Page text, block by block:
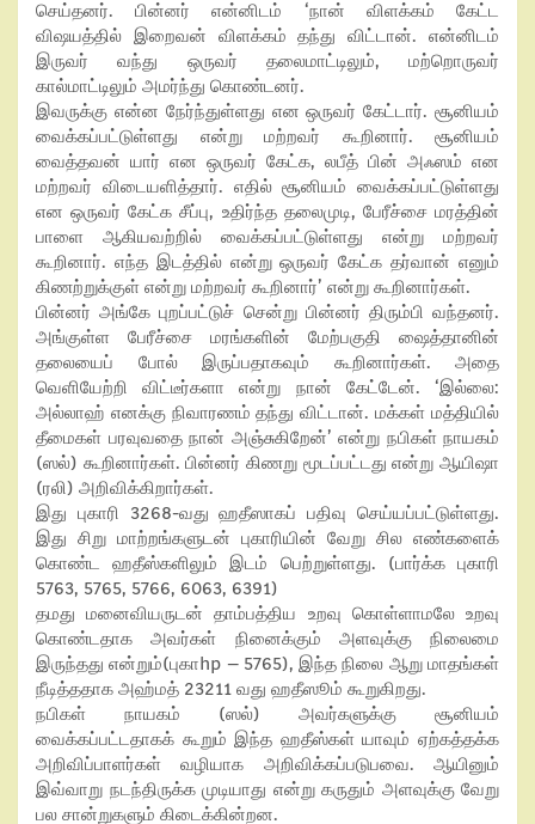
செய்தனர். பின்னர் என்னிடம் ‘நான் விளக்கம் கேட்ட
விஷயத்தில் இறைவன் விளக்கம் தந்து விட்டான். என்னிடம்
இருவர் வந்து ஒருவர் தலைமாட்டிலும், மற்றொருவர்
கால்மாட்டிலும் அமர்ந்து கொண்டனர்.
இவருக்கு என்ன நேர்ந்துள்ளது என ஒருவர் கேட்டார். சூனியம்
வைக்கப்பட்டுள்ளது என்று மற்றவர் கூறினார். சூனியம்
வைத்தவன் யார் என ஒருவர் கேட்க, லபீத் பின் அஃஸம் என
மற்றவர் விடையளித்தார். எதில் சூனியம் வைக்கப்பட்டுள்ளது
என ஒருவர் கேட்க சீப்பு, உதிர்ந்த தலைமுடி, பேரீச்சை மரத்தின்
பாளை ஆகியவற்றில் வைக்கப்பட்டுள்ளது என்று மற்றவர்
கூறினார். எந்த இடத்தில் என்று ஒருவர் கேட்க தர்வான் எனும்
கிணற்றுக்குள் என்று மற்றவர் கூறினார்’ என்று கூறினார்கள்.
பின்னர் அங்கே புறப்பட்டுச் சென்று பின்னர் திரும்பி வந்தனர்.
அங்குள்ள பேரீச்சை மரங்களின் மேற்பகுதி ஷைத்தானின்
தலையைப் போல் இருப்பதாகவும் கூறினார்கள். அதை
வெளியேற்றி விட்டீர்களா என்று நான் கேட்டேன். ‘இல்லை:
அல்லாஹ் எனக்கு நிவாரணம் தந்து விட்டான். மக்கள் மத்தியில்
தீமைகள் பரவுவதை நான் அஞ்சுகிறேன்’ என்று நபிகள் நாயகம்
(ஸல்) கூறினார்கள். பின்னர் கிணறு மூடப்பட்டது என்று ஆயிஷா
(ரலி) அறிவிக்கிறார்கள்.
இது புகாரி 3268-வது ஹதீஸாகப் பதிவு செய்யப்பட்டுள்ளது.
இது சிறு மாற்றங்களுடன் புகாரியின் வேறு சில எண்களைக்
கொண்ட ஹதீஸ்களிலும் இடம் பெற்றுள்ளது. (பார்க்க புகாரி
5763, 5765, 5766, 6063, 6391)
தமது மனைவியருடன் தாம்பத்திய உறவு கொள்ளாமலே உறவு
கொண்டதாக அவர்கள் நினைக்கும் அளவுக்கு நிலைமை
இருந்தது என்றும்(புகாhp – 5765), இந்த நிலை ஆறு மாதங்கள்
நீடித்ததாக அஹ்மத் 23211 வது ஹதீஸூம் கூறுகிறது.
நபிகள் நாயகம் (ஸல்) அவர்களுக்கு சூனியம்
வைக்கப்பட்டதாகக் கூறும் இந்த ஹதீஸ்கள் யாவும் ஏற்கத்தக்க
அறிவிப்பாளர்கள் வழியாக அறிவிக்கப்படுபவை. ஆயினும்
இவ்வாறு நடந்திருக்க முடியாது என்று கருதும் அளவுக்கு வேறு
பல சான்றுகளும் கிடைக்கின்றன.